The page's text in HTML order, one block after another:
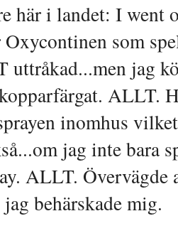
här i landet: I went
som
uttråkad...men jag
ALLT.
inomhus
jag inte bara
ALLT. Övervägde
behärskade mig.